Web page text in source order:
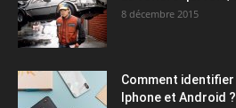
8 décembre 2015
Comment
Iphone et Android ?